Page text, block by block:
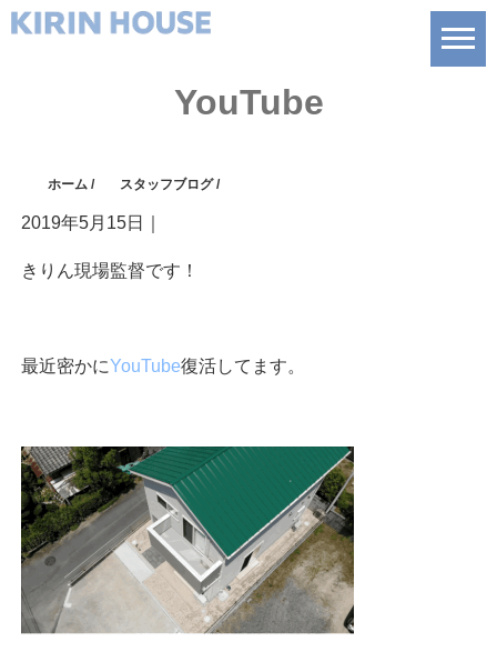
YouTube
ホーム / スタッフブログ/
2019年5月15日
きりん現場監督です！
最近密かにYouTube復活してます。